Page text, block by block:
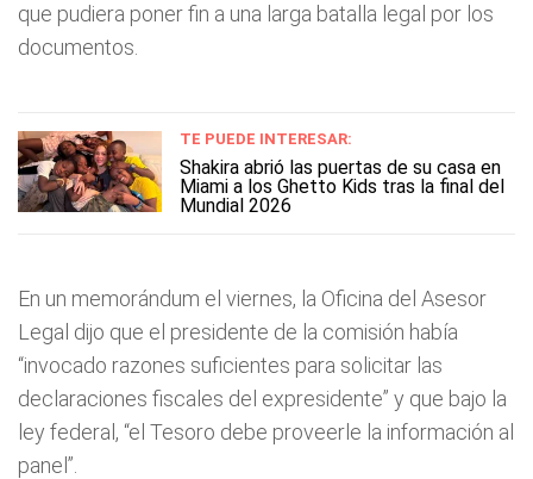
que pudiera poner fin a una larga batalla legal por los
documentos.
TE PUEDE INTERESAR:
Shakira abrió las puertas de su casa en
Miami a los Ghetto Kids tras la final del
Mundial 2026
En un memorándum el viernes, la Oficina del Asesor
Legal dijo que el presidente de la comisión había
“invocado razones suficientes para solicitar las
declaraciones fiscales del expresidente” y que bajo la
ley federal, “el Tesoro debe proveerle la información al
panel”.